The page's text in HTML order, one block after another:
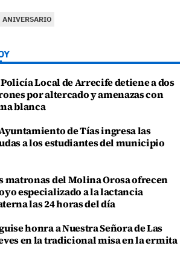
ANIVERSARIO
Local de Arrecife detiene a dos
por altercado y amenazas con
blanca
de Tías ingresa las
a los estudiantes del municipio
matronas del Molina Orosa ofrecen
especializado a la lactancia
las 24 horas del día
honra a Nuestra Señora de Las
en la tradicional misa en la ermita